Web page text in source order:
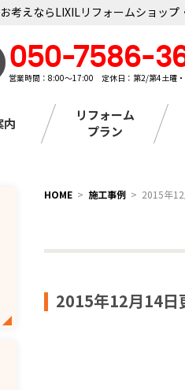
考えならLIXILリフォームショップ
050-7586-
営業時間：8:00～17:00 定休日：第2/第4土曜・
内
リフォーム
プラン
HOME 施工事例 2015年
2015年12月14日